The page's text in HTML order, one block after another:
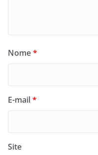
Nome*
E-mail*
Site